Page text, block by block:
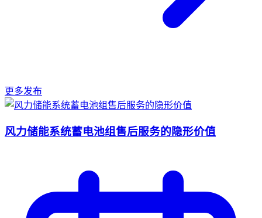
更多发布
风力储能系统蓄电池组售后服务的隐形价值